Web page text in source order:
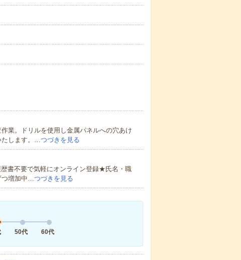
業。ドリルを使用し金属パネルへの穴あけ
します。… つづきを見る
書不要で気軽にオンライン登録★氏名・職
増加中… つづきを見る
50代 60代